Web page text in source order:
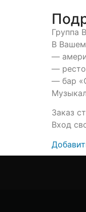
Группа
В
—
—
— бар
Заказ
Вход